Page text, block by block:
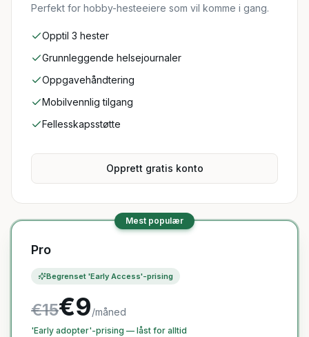
Perfekt for hobby-hesteeiere som vil komme i gang.
Opptil 3 hester
Grunnleggende helsejournaler
Oppgavehåndtering
Mobilvennlig tilgang
Fellesskapsstøtte
Opprett gratis konto
Mest populær
Pro
Begrenset 'Early Access'-prising
€15€9/måned
'Early adopter'-prising — låst for alltid